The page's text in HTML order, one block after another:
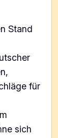
Stand
für
sich